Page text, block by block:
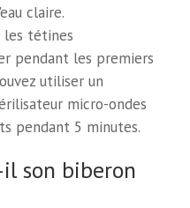
claire.
les tétines
pendant les premiers
utiliser un
micro-ondes
pendant 5 minutes.
son biberon